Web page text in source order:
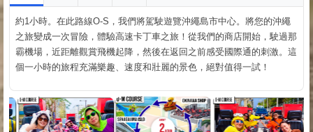
約1小時。在此路線O-S，我們將駕駛遊覽沖繩島市中心。將您的沖繩
之旅變成一次冒險，體驗高速卡丁車之旅！從我們的商店開始，駛過那
霸機場，近距離觀賞飛機起降，然後在返回之前感受國際通的刺激。這
個一小時的旅程充滿樂趣、速度和壯麗的景色，絕對值得一試！